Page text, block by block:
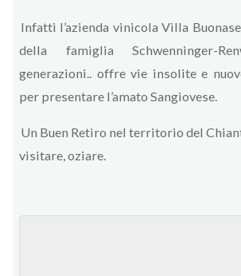
Infatti l’azienda vinicola Villa
della famiglia Schwenninger-
generazioni.. offre vie insolite e
per presentare l’amato Sangiovese.
Un Buen Retiro nel territorio del
visitare, oziare.